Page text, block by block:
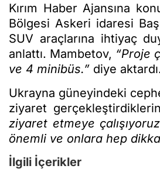
Kırım Haber Ajansına
Bölgesi Askeri idaresi
SUV araçlarına ihtiyaç
anlattı. Mambetov, “Proje
ve 4 minibüs.” diye
Ukrayna güneyindeki
ziyaret
ziyaret etmeye
önemli ve onlara hep
İlgili İçerikler